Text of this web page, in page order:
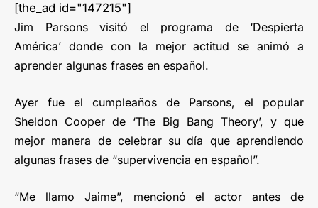
[the_ad id="147215"]
Jim Parsons visitó el programa de ‘Despierta
América’ donde con la mejor actitud se animó a
aprender algunas frases en español.
Ayer fue el cumpleaños de Parsons, el popular
Sheldon Cooper de ‘The Big Bang Theory’, y que
mejor manera de celebrar su día que aprendiendo
algunas frases de “supervivencia en español”.
“Me llamo Jaime”, mencionó el actor antes de